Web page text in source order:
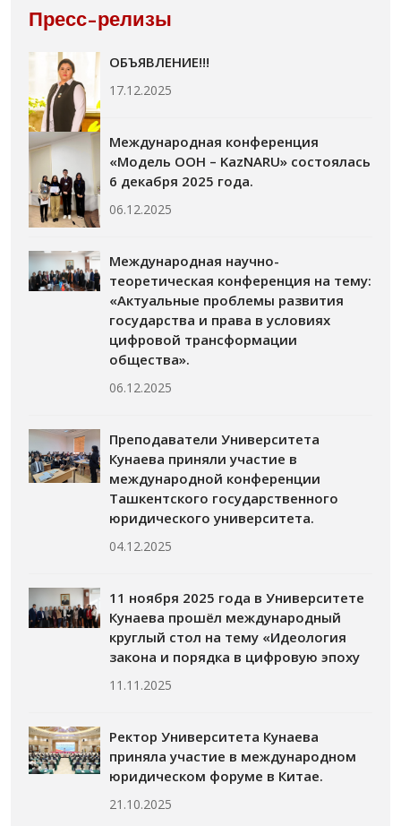
Пресс-релизы
ОБЪЯВЛЕНИЕ!!!
17.12.2025
Международная конференция
«Модель ООН – KazNARU» состоялась
6 декабря 2025 года.
06.12.2025
Международная научно-
теоретическая конференция на тему:
«Актуальные проблемы развития
государства и права в условиях
цифровой трансформации
общества».
06.12.2025
Преподаватели Университета
Кунаева приняли участие в
международной конференции
Ташкентского государственного
юридического университета.
04.12.2025
11 ноября 2025 года в Университете
Кунаева прошёл международный
круглый стол на тему «Идеология
закона и порядка в цифровую эпоху
11.11.2025
Ректор Университета Кунаева
приняла участие в международном
юридическом форуме в Китае.
21.10.2025